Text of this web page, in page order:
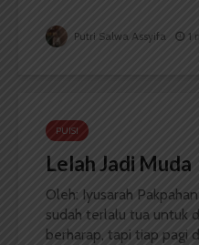
Putri Salwa Assyifa 1
PUISI
Lelah Jadi Muda
Oleh: Iyusarah
sudah terlalu tua untuk
berharap, tapi tiap pagi